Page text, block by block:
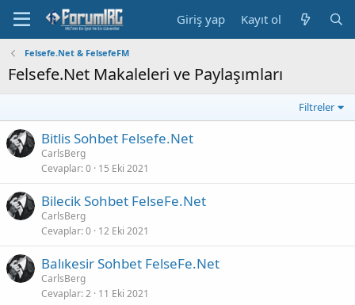
Giriş yap Kayıt ol
Felsefe.Net & FelsefeFM
Felsefe.Net Makaleleri ve Paylaşımları
Filtreler
Bitlis Sohbet Felsefe.Net
CarlsBerg
Cevaplar 0 15 Eki 2021
Bilecik Sohbet FelseFe.Net
CarlsBerg
Cevaplar 0 12 Eki 2021
Balıkesir Sohbet FelseFe.Net
CarlsBerg
Cevaplar 2 11 Eki 2021